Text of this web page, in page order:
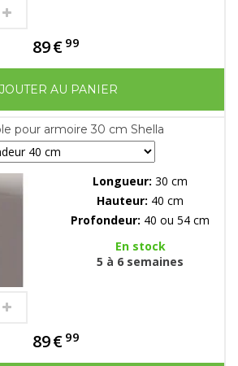
89€ 99
AU PANIER
pour armoire 30 cm Shella
Longueur: 30 cm
Hauteur: 40 cm
Profondeur: 40 ou 54 cm
En stock
5 à 6 semaines
89€ 99